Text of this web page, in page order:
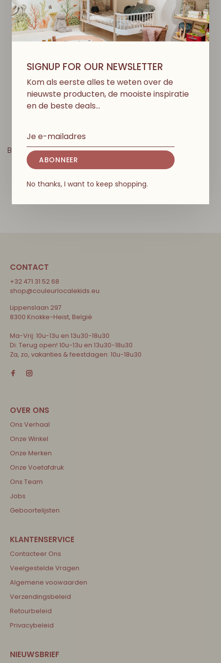
Bandana Slabbetje - Clay
- 2 pack
CONTACT
+32 471 31 52 68
shop@couleurlocalekids.eu
Lippenslaan 297
8300 Knokke-Heist, België
Ma-Vrij: 10u-13u en 13u30-18u30
Di: Terug open! 10u-13u en 13u30-18u30
Za, zo, vakanties & feestdagen: 10u-18u30
Ons Verhaal
Onze Winkel
Onze Merken
Onze Voetafdruk
Ons Team
Jobs
Geboortelijsten
Contacteer Ons
Veelgestelde Vragen
Algemene voowaarden
Verzendingsbeleid
Retourbeleid
Privacybeleid
SIGNUP FOR OUR NEWSLETTER
Kom als eerste alles te weten over de
nieuwste producten, de mooiste inspiratie
en de beste deals…
ABONNEER
No thanks, I want to keep shopping.